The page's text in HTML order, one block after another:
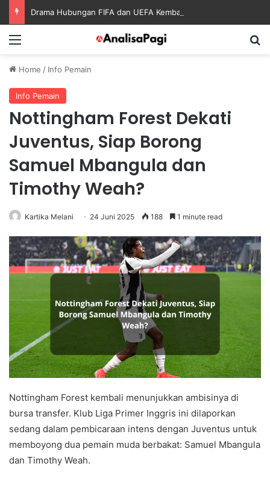
Home / Info Pemain
Info Pemain
Nottingham Forest Dekati
Juventus, Siap Borong
Samuel Mbangula dan
Timothy Weah?
Kartika Melani 24 Juni 2025 188 1 minute read
Nottingham Forest kembali menunjukkan ambisinya di
bursa transfer. Klub Liga Primer Inggris ini dilaporkan
sedang dalam pembicaraan intens dengan Juventus untuk
memboyong dua pemain muda berbakat: Samuel Mbangula
dan Timothy Weah.